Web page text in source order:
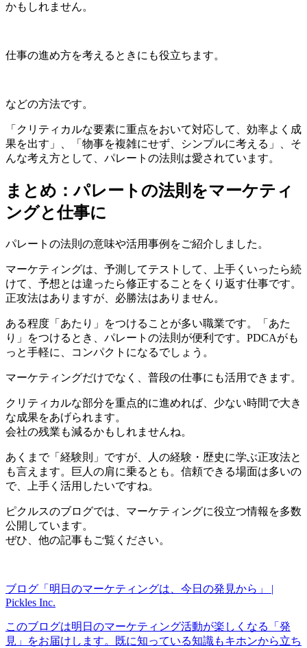
かもしれません。
仕事の進め方を考えるときにも役立ちます。
などの方法です。
「クリティカルな要素に重点をおいて対応して、効率よく成
果を出す」、「物事を複雑にせず、シンプルに考える」、そ
んな考え方として、パレートの法則は愛されています。
まとめ：パレートの法則をマーケティ
ングと仕事に
パレートの法則の意味や活用事例をご紹介しました。
マーケティングは、予測してテストして、上手くいったら続
けて、予想とは違ったら修正することをくり返す仕事です。
正攻法はありますが、必勝法はありません。
ある程度「あたり」をつけることが多い職業です。「あた
り」をつけるとき、パレートの法則が便利です。PDCAがも
っと手軽に、コンパクトになるでしょう。
マーケティングだけでなく、普段の仕事にも活用できます。
クリティカルな部分を重点的に進めれば、少ない時間で大き
な成果をあげられます。
会社の残業も減るかもしれませんね。
あくまで「経験則」ですが、人の経験・歴史に学ぶ正攻法と
も言えます。巨人の肩に乗るとも。信頼できる場面は多いの
で、上手く活用したいですね。
ピクルスのブログでは、マーケティングに役立つ情報を多数
公開しています。
ぜひ、他の記事もご覧ください。
ブログ「明日のマーケティングは、今日の発見から」 |
Pickles Inc.
このブログは明日のマーケティング活動が楽しくなる「発
見」をお届けします。既に知っている知識もキホンから立ち